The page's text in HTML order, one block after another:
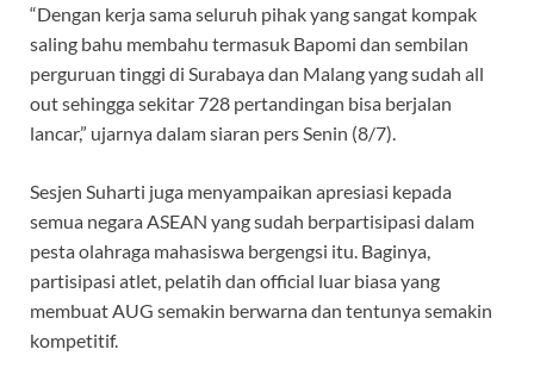
“Dengan kerja sama seluruh pihak yang sangat kompak
saling bahu membahu termasuk Bapomi dan sembilan
perguruan tinggi di Surabaya dan Malang yang sudah all
out sehingga sekitar 728 pertandingan bisa berjalan
lancar,” ujarnya dalam siaran pers Senin (8/7).
Sesjen Suharti juga menyampaikan apresiasi kepada
semua negara ASEAN yang sudah berpartisipasi dalam
pesta olahraga mahasiswa bergengsi itu. Baginya,
partisipasi atlet, pelatih dan official luar biasa yang
membuat AUG semakin berwarna dan tentunya semakin
kompetitif.